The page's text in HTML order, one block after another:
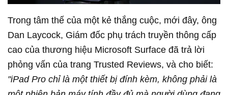
Trong tâm thế của một kẻ thắng cuộc, mới đây, ông
Dan Laycock, Giám đốc phụ trách truyền thông cấp
cao của thương hiệu Microsoft Surface đã trả lời
phỏng vấn của trang Trusted Reviews, và cho biết:
"iPad Pro chỉ là một thiết bị đính kèm, không phải là